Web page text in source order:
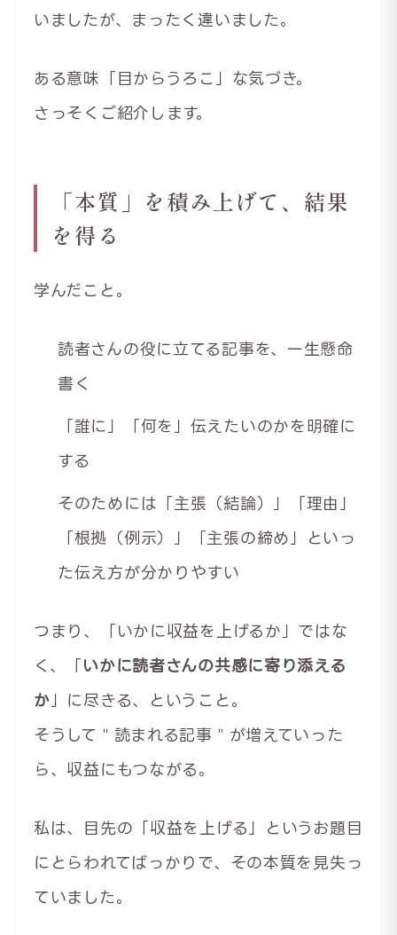
いましたが、まったく違いました。
ある意味「目からうろこ」な気づき。
さっそくご紹介します。
「本質」を積み上げて、結果
を得る
学んだこと。
読者さんの役に立てる記事を、一生懸命
書く
「誰に」「何を」伝えたいのかを明確に
する
そのためには「主張（結論）」「理由」
「根拠（例示）」「主張の締め」といっ
た伝え方が分かりやすい
つまり、「いかに収益を上げるか」ではな
く、「 いかに読者さんの共感に寄り添える
か 」に尽きる、ということ。
そうして＂読まれる記事＂が増えていった
ら、収益にもつながる。
私は、目先の「収益を上げる」というお題目
にとらわれてばっかりで、その本質を見失っ
ていました。